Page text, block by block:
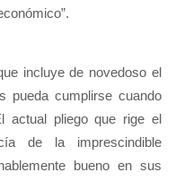
incluye de novedoso el
pueda cumplirse cuando
actual pliego que rige el
de la imprescindible
bueno en sus